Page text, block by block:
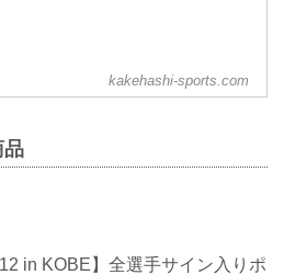
kakehashi-sports.com
品
in KOBE】全選手サイン入りポ